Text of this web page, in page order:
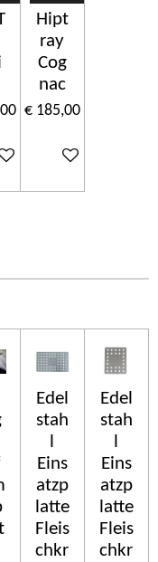
Hipt
ray
Cog
nac
€ 185,00
In winkelwagen
Edel
stah
l
Eins
atzp
latte
Fleis
chkr
Edel
stah
l
Eins
atzp
latte
Fleis
chkr